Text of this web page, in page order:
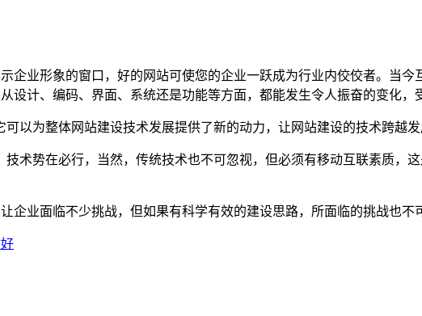
企业形象的窗口，好的网站可使您的企业一跃成为行业内佼佼者。当
设计、编码、界面、系统还是功能等方面，都能发生令人振奋的变化，
以为整体网站建设技术发展提供了新的动力，让网站建设的技术跨越发
技术势在必行，当然，传统技术也不可忽视，但必须有移动互联素质，
企业面临不少挑战，但如果有科学有效的建设思路，所面临的挑战也不